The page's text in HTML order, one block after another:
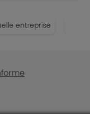
entreprise